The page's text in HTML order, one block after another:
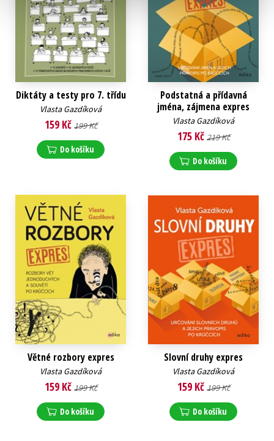
Diktáty a testy pro 7. třídu
Vlasta Gazdíková
159 Kč 199 Kč
Do košíku
Podstatná a přídavná
jména, zájmena expres
Vlasta Gazdíková
175 Kč 219 Kč
Do košíku
Větné rozbory expres
Vlasta Gazdíková
159 Kč 199 Kč
Do košíku
Slovní druhy expres
Vlasta Gazdíková
159 Kč 199 Kč
Do košíku